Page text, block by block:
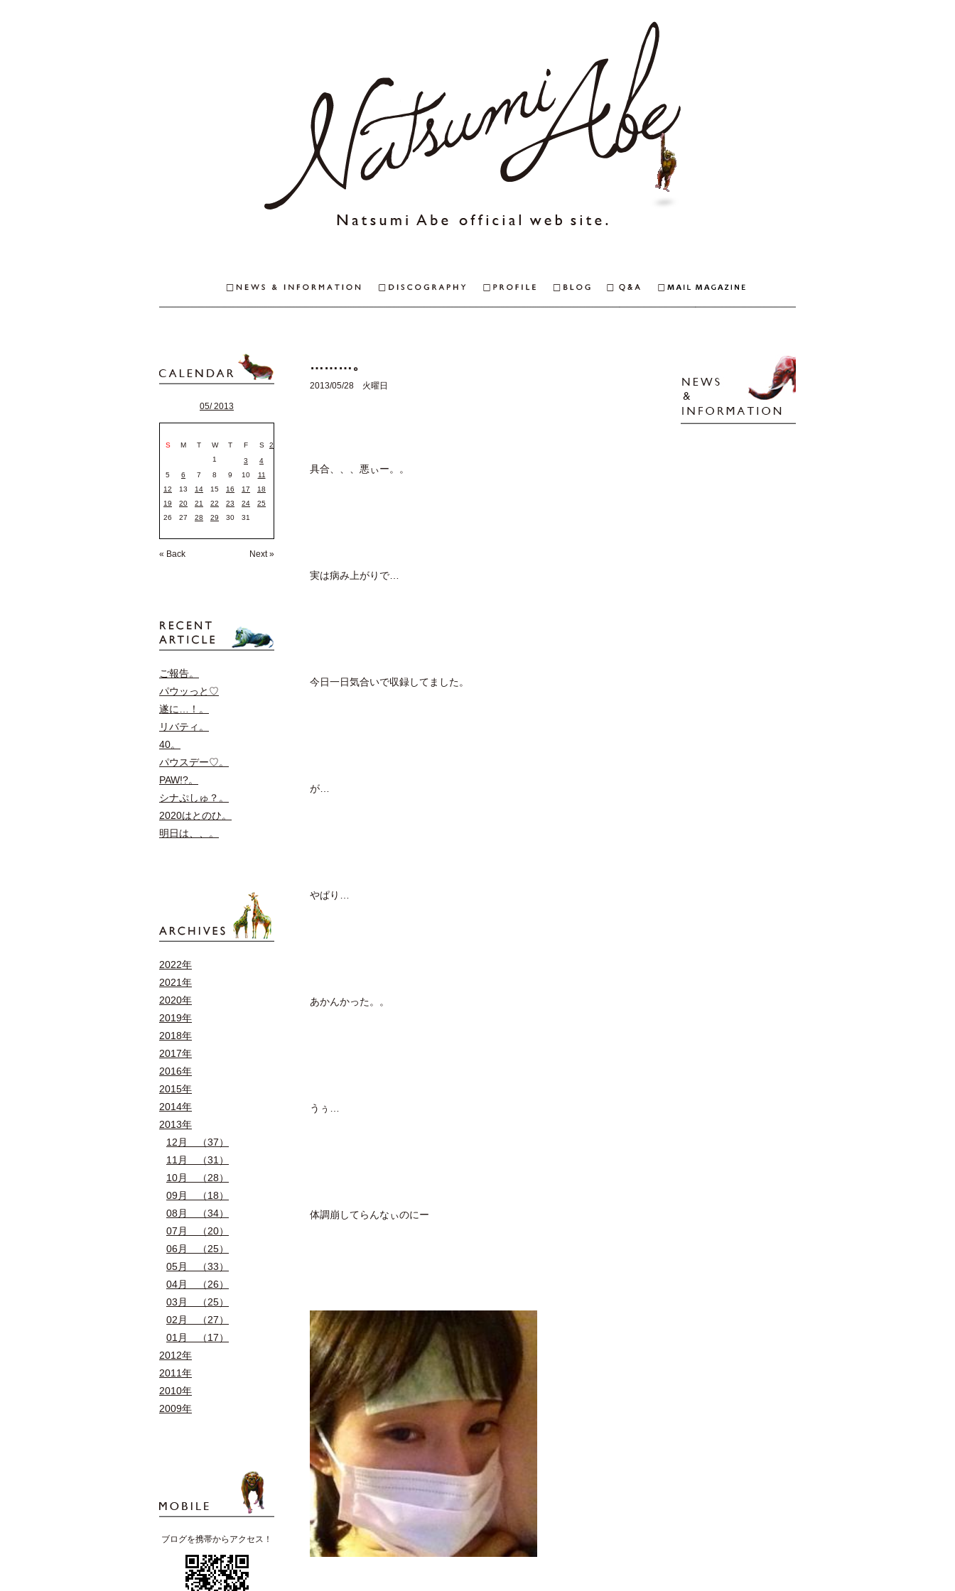
05/ 2013
S M T W T F
S
1
2
3
4
5
6 7 8 9 10
11
12
13 14 15 16 17
18
19
20 21 22 23 24
25
26
27 28 29 30 31
« Back Next »
ご報告。
パウッっと♡
遂に…！。
リバティ。
40。
パウスデー♡。
PAW!?。
シナぷしゅ？。
2020はとのひ。
明日は、、。
2022年
2021年
2020年
2019年
2018年
2017年
2016年
2015年
2014年
2013年
12月 （37）
11月 （31）
10月 （28）
09月 （18）
08月 （34）
07月 （20）
06月 （25）
05月 （33）
04月 （26）
03月 （25）
02月 （27）
01月 （17）
2012年
2011年
2010年
2009年
ブログを携帯からアクセス！
………。
2013/05/28 火曜日
具合、、、悪ぃー。。
実は病み上がりで…
今日一日気合いで収録してました。
が…
やぱり…
あかんかった。。
うぅ…
体調崩してらんなぃのにー